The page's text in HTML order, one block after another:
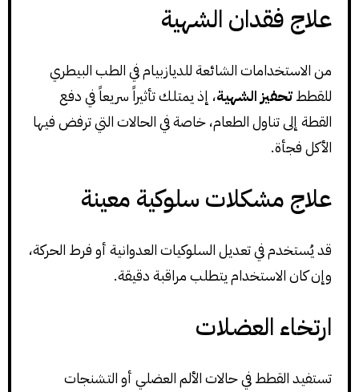
علاج فقدان الشهية
من الاستخدامات الشائعة للديازبيام في الطب البيطري
للقططتحفيز الشهية، إذ يمتلك تأثيراً سريعاً في دفع
القطة إلى تناول الطعام، خاصة في الحالات التي ترفض فيها
الأكل فجأة.
علاج مشكلات سلوكية معينة
قد يُستخدم في تعديل السلوكيات العدوانية أو فرط الحركة،
وإن كان الاستخدام يتطلب مراقبة دقيقة.
ارتخاء العضلات
تستفيد القطط في حالات الألم العضلي أو التشنجات